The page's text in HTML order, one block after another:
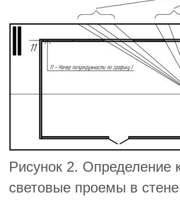
Рисунок 2. Определение
световые проемы в